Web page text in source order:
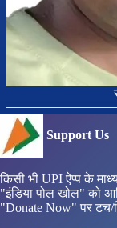
Support Us
किसी भी UPI ऐप्प के
"इंडिया पोल खोल" को
"Donate Now" पर